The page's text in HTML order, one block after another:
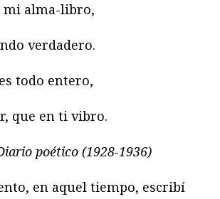
mi alma-libro,
verdadero.
todo entero,
que en ti vibro.
poético (1928-1936)
en aquel tiempo, escribí